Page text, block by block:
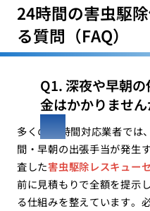
24時間の害虫駆
る質問（FAQ）
Q1. 深夜や早朝
金はかかりません
多くの24時間対応業者では
間・早朝の出張手当が発生
査した害虫駆除レスキュー
前に見積もりで全額を提示
る仕組みを整えています。